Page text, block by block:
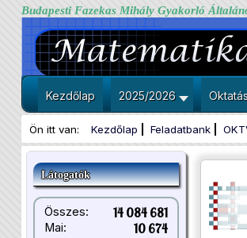
Budapesti Fazekas Mihály Gyakorló
Kezdőlap 2025/2026
Ön itt van: Kezdőlap Feladatbank
Látogatók
Összes: 14 084 681
Mai: 10 674